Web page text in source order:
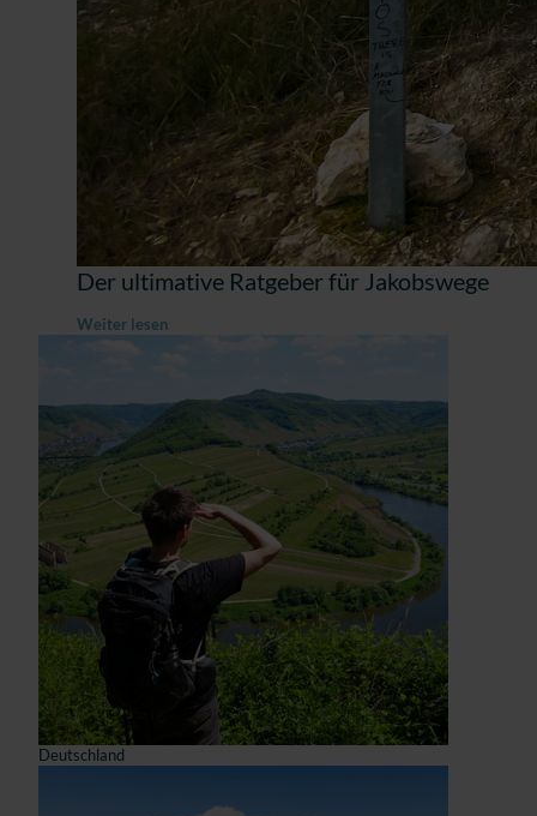
Der ultimative Ratgeber für Jakobswege
Weiter lesen
Deutschland